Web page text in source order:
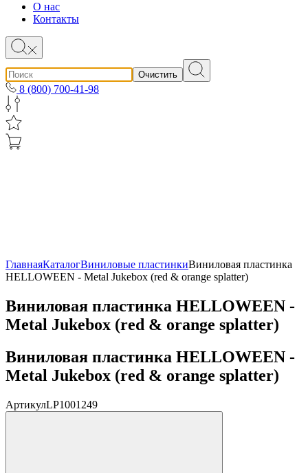
О нас
Контакты
Очистить
8 (800) 700-41-98
ГлавнаяКаталогВиниловые пластинкиВиниловая пластинка
HELLOWEEN - Metal Jukebox (red & orange splatter)
Виниловая пластинка HELLOWEEN -
Metal Jukebox (red & orange splatter)
Виниловая пластинка HELLOWEEN -
Metal Jukebox (red & orange splatter)
АртикулLP1001249